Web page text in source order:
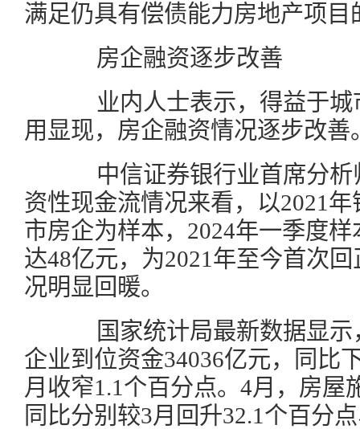
满足仍具有偿债能力房地产项目
房企融资逐步改善
业内人士表示，得益于城
用显现，房企融资情况逐步改善
中信证券银行业首席分析
资性现金流情况来看，以2021
市房企为样本，2024年一季度
达48亿元，为2021年至今首次
况明显回暖。
国家统计局最新数据显示
企业到位资金34036亿元，同比
月收窄1.1个百分点。4月，房屋
同比分别较3月回升32.1个百分